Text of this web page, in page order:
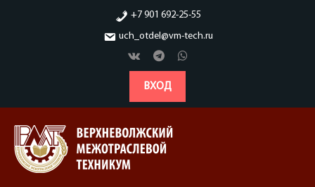
+7 901 692-25-55
uch_otdel@vm-tech.ru
ВХОД